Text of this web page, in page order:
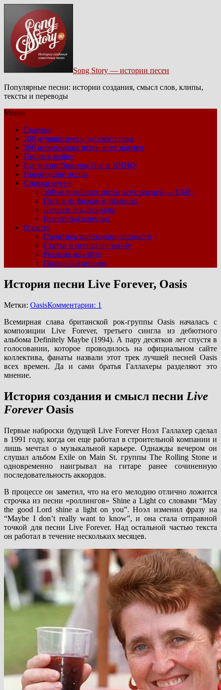
Song Story — истории песен
Популярные песни: истории создания, смысл слов, клипы,
тексты и переводы
Меню
Главная
100 лучших песен русского рока
500 величайших песен всех времен
Песни о войне
Все песни Виктора Цоя и КИНО
Новогодние песни
Списки песен
500 величайших песен всех времен — NME
Песни из фильмов Рязанова
Лучшие рок-баллады
Все статьи о песнях
О сайте
Политика конфиденциальности
Статьи о песнях по заказу
Реклама на сайте
Правообладателям
История песни Live Forever, Oasis
Метки: OasisКомментарии: 1
Всемирная слава британской рок-группы Oasis началась с
композиции Live Forever, третьего сингла из дебютного
альбома Definitely Maybe (1994). А пару десятков лет спустя в
голосовании, которое проводилось на официальном сайте
коллектива, фанаты назвали этот трек лучшей песней Oasis
всех времен. Да и сами братья Галлахеры разделяют это
мнение.
История создания и смысл песни Live
ForeverOasis
Первые наброски будущей Live Forever Ноэл Галлахер сделал
в 1991 году, когда он еще работал в строительной компании и
лишь мечтал о музыкальной карьере. Однажды вечером он
слушал альбом Exile on Main St. группы The Rolling Stone и
одновременно наигрывал на гитаре ранее сочиненную
последовательность аккордов.
В процессе он заметил, что на его мелодию отлично ложится
строчка из песни «роллингов» Shine a Light со словами “May
the good Lord shine a light on you”. Ноэл изменил фразу на
“Maybe I don’t really want to know”, и она стала отправной
точкой для песни Live Forever. Над остальной частью текста
он работал в течение нескольких месяцев.